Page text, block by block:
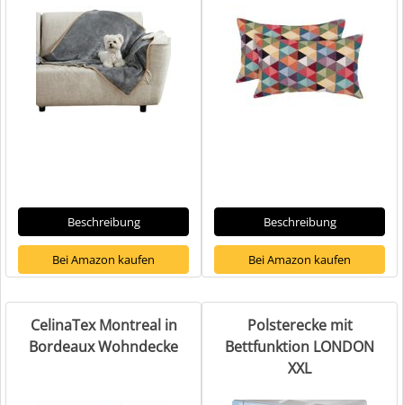
Beschreibung
Bei Amazon kaufen
Beschreibung
Bei Amazon kaufen
CelinaTex Montreal in
Bordeaux Wohndecke
Polsterecke mit
Bettfunktion LONDON
XXL